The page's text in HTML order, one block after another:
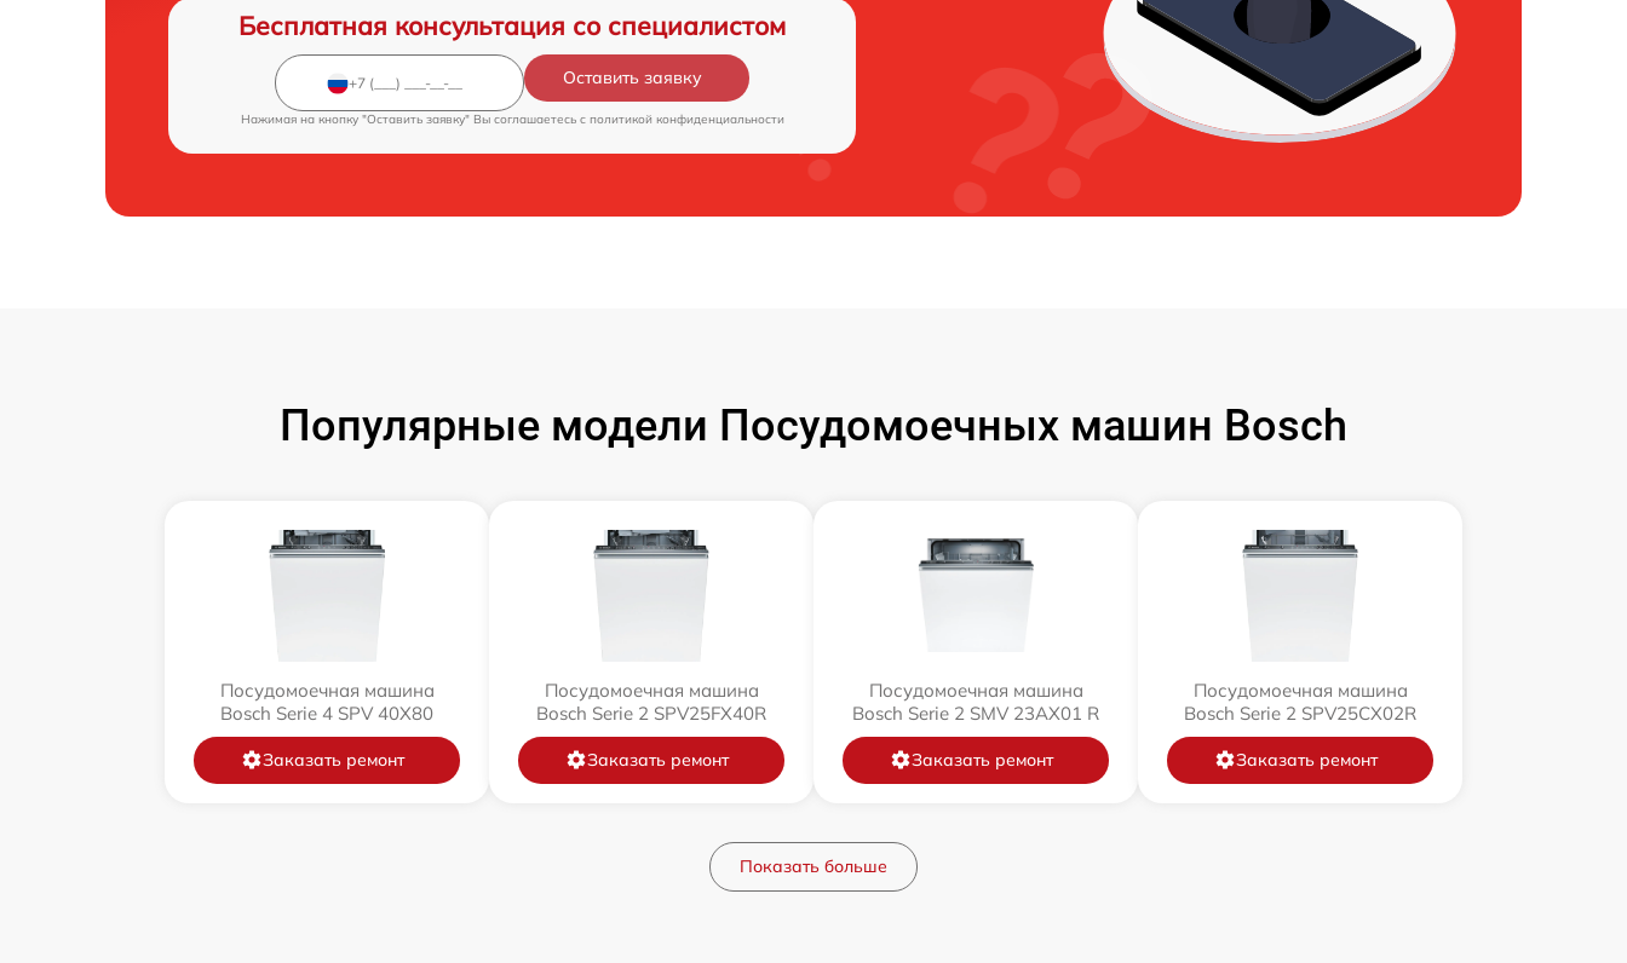
Бесплатная консультация со специалистом
Оставить заявку
Нажимая на кнопку "Оставить заявку" Вы соглашаетесь c политикой конфиденциальности
Популярные модели Посудомоечных машин Bosch
Посудомоечная машина
Bosch Serie 4 SPV 40X80
Заказать ремонт
Посудомоечная машина
Bosch Serie 2 SPV25FX40R
Заказать ремонт
Посудомоечная машина
Bosch Serie 2 SMV 23AX01 R
Заказать ремонт
Посудомоечная машина
Bosch Serie 2 SPV25CX02R
Заказать ремонт
Показать больше